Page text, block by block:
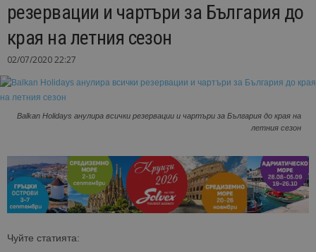
резервации и чартъри за България до
края на летния сезон
02/07/2020 22:27
Balkan Holidays анулира всички резервации и чартъри за България до края на
летния сезон
Чуйте статията: